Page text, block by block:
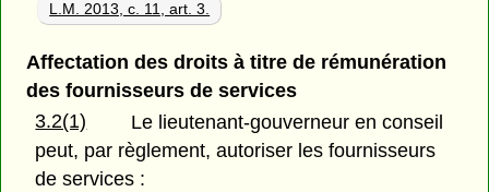
L.M. 2013, c. 11, art. 3.
Affectation des droits à titre de rémunération
des fournisseurs de services
3.2(1)
Le lieutenant-gouverneur en conseil
peut, par règlement, autoriser les fournisseurs
de services :